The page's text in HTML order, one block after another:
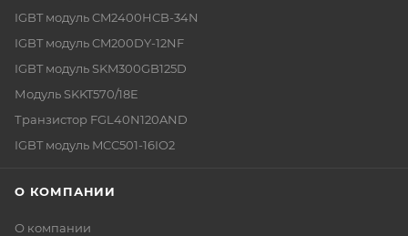
IGBT модуль CM2400HCB-34N
IGBT модуль CM200DY-12NF
IGBT модуль SKM300GB125D
Модуль SKKT570/18E
Транзистор FGL40N120AND
IGBT модуль MCC501-16IO2
О КОМПАНИИ
О компании